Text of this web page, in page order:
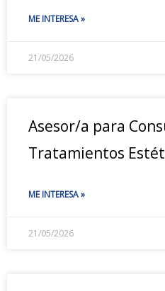
ME INTERESA »
21/05/2026
Asesor/a para
Tratamientos
ME INTERESA »
21/05/2026